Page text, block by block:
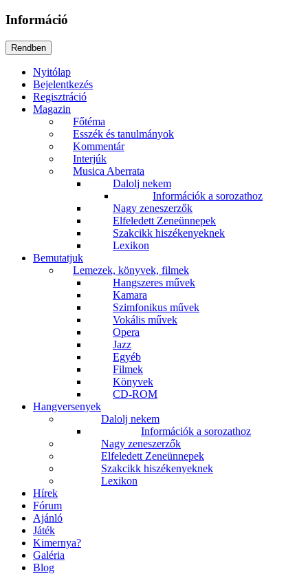
Információ
Nyitólap
Bejelentkezés
Regisztráció
Magazin
Főtéma
Esszék és tanulmányok
Kommentár
Interjúk
Musica Aberrata
Dalolj nekem
Információk a sorozathoz
Nagy zeneszerzők
Elfeledett Zeneünnepek
Szakcikk hiszékenyeknek
Lexikon
Bemutatjuk
Lemezek, könyvek, filmek
Hangszeres művek
Kamara
Szimfonikus művek
Vokális művek
Opera
Jazz
Egyéb
Filmek
Könyvek
CD-ROM
Hangversenyek
Dalolj nekem
Információk a sorozathoz
Nagy zeneszerzők
Elfeledett Zeneünnepek
Szakcikk hiszékenyeknek
Lexikon
Hírek
Fórum
Ajánló
Játék
Kimernya?
Galéria
Blog